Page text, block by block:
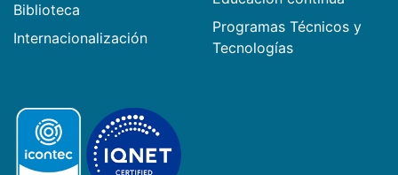
Biblioteca
Internacionalización
Programas Técnicos y
Tecnologías